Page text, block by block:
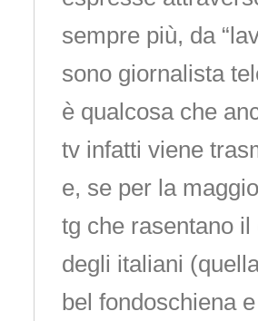
sempre più, da
sono giornalista
è qualcosa che
tv infatti viene
e, se per la
tg che rasentano
degli italiani
bel fondoschiena